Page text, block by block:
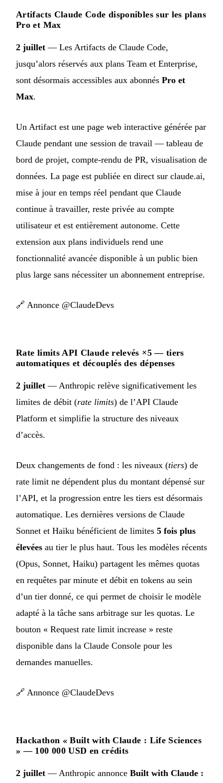
Artifacts Claude Code disponibles sur les plans
Pro et Max
2 juillet — Les Artifacts de Claude Code,
jusqu’alors réservés aux plans Team et Enterprise,
sont désormais accessibles aux abonnés Pro et
Max.
Un Artifact est une page web interactive générée par
Claude pendant une session de travail — tableau de
bord de projet, compte-rendu de PR, visualisation de
données. La page est publiée en direct sur claude.ai,
mise à jour en temps réel pendant que Claude
continue à travailler, reste privée au compte
utilisateur et est entièrement autonome. Cette
extension aux plans individuels rend une
fonctionnalité avancée disponible à un public bien
plus large sans nécessiter un abonnement entreprise.
🔗 Annonce @ClaudeDevs
Rate limits API Claude relevés ×5 — tiers
automatiques et découplés des dépenses
2 juillet — Anthropic relève significativement les
limites de débit (rate limits) de l’API Claude
Platform et simplifie la structure des niveaux
d’accès.
Deux changements de fond : les niveaux (tiers) de
rate limit ne dépendent plus du montant dépensé sur
l’API, et la progression entre les tiers est désormais
automatique. Les dernières versions de Claude
Sonnet et Haiku bénéficient de limites 5 fois plus
élevées au tier le plus haut. Tous les modèles récents
(Opus, Sonnet, Haiku) partagent les mêmes quotas
en requêtes par minute et débit en tokens au sein
d’un tier donné, ce qui permet de choisir le modèle
adapté à la tâche sans arbitrage sur les quotas. Le
bouton « Request rate limit increase » reste
disponible dans la Claude Console pour les
demandes manuelles.
🔗 Annonce @ClaudeDevs
Hackathon « Built with Claude : Life Sciences
» — 100 000 USD en crédits
2 juillet — Anthropic annonce Built with Claude :